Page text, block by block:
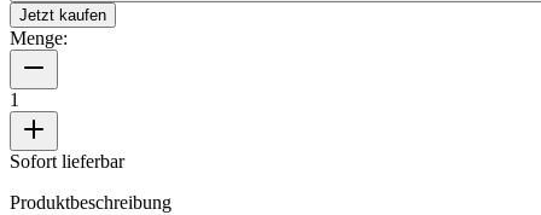
Jetzt kaufen
Menge:
1
Sofort lieferbar
Produktbeschreibung